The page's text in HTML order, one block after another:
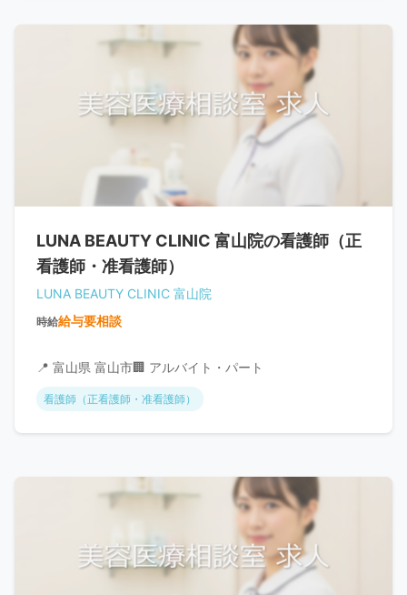
LUNA BEAUTY CLINIC 富山院の看護師（正
看護師・准看護師）
LUNA BEAUTY CLINIC 富山院
時給給与要相談
📍 富山県 富山市🏢 アルバイト・パート
看護師（正看護師・准看護師）